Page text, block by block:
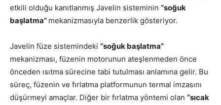
etkili olduğu kanıtlanmış Javelin sisteminin “soğuk
başlatma” mekanizmasıyla benzerlik gösteriyor.
Javelin füze sistemindeki “soğuk başlatma”
mekanizması, füzenin motorunun ateşlenmeden önce
önceden ısıtma sürecine tabi tutulması anlamına gelir. Bu
süreç, füzenin ve fırlatma platformunun termal imzasını
düşürmeyi amaçlar. Diğer bir fırlatma yöntemi olan “sıcak